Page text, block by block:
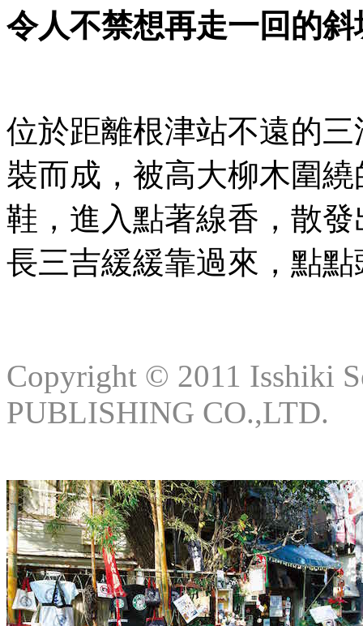
令人不禁想再走一回的斜
位於距離根津站不遠的
裝而成，被高大柳木圍
鞋，進入點著線香，散
長三吉緩緩靠過來，點
Copyright © 2011 Isshiki
PUBLISHING CO.,LTD.